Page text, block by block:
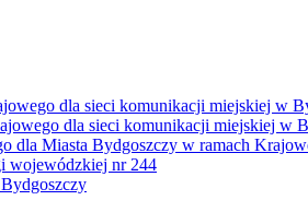
dla sieci komunikacji miejskiej w
dla sieci komunikacji miejskiej w
dla Miasta Bydgoszczy w ramach
wojewódzkiej nr 244